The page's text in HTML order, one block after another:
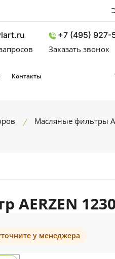
+7 (495) 927-
Заказать звонок
Контакты
Масляные фильтры
у менеджера